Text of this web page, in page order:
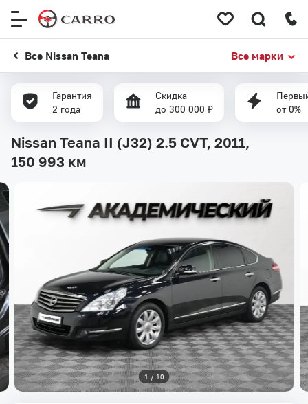
Все Nissan Teana Все марки
Гарантия
2 года
Скидка
до 300 000 ₽
от 0%
Nissan Teana II (J32) 2.5 CVT, 2011,
150 993 км
1 / 10